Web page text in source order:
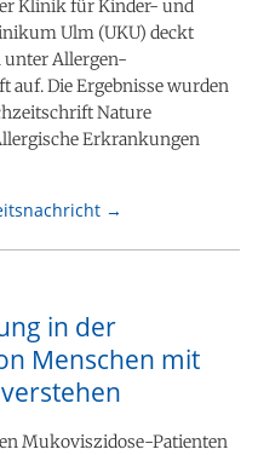
Klinik für Kinder-​ und
Ulm (UKU) deckt
Allergen-​
auf. Die Ergebnisse wurden
Nature
Erkrankungen
→
in der
Menschen mit
Mukoviszidose-​Patienten